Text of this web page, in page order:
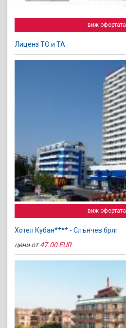
виж офертата
Лиценз ТО и ТА
виж офертата
Хотел Кубан**** - Слънчев бряг
цени от47.00 EUR